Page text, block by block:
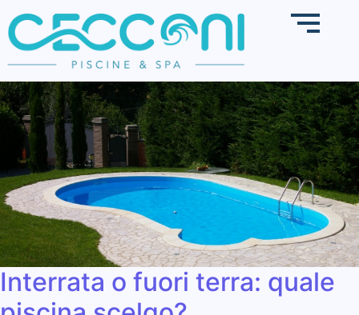
Interrata o fuori terra: quale